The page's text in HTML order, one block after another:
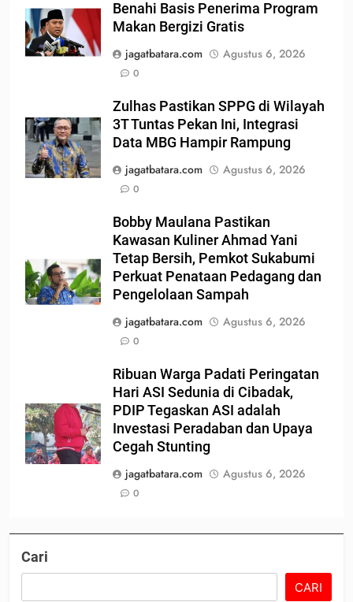
Benahi Basis Penerima Program
Makan Bergizi Gratis
jagatbatara.com
Agustus 6, 2026
0
Zulhas Pastikan SPPG di Wilayah
3T Tuntas Pekan Ini, Integrasi
Data MBG Hampir Rampung
jagatbatara.com
Agustus 6, 2026
0
Bobby Maulana Pastikan
Kawasan Kuliner Ahmad Yani
Tetap Bersih, Pemkot Sukabumi
Perkuat Penataan Pedagang dan
Pengelolaan Sampah
jagatbatara.com
Agustus 6, 2026
0
Ribuan Warga Padati Peringatan
Hari ASI Sedunia di Cibadak,
PDIP Tegaskan ASI adalah
Investasi Peradaban dan Upaya
Cegah Stunting
jagatbatara.com
Agustus 6, 2026
0
Cari
CARI